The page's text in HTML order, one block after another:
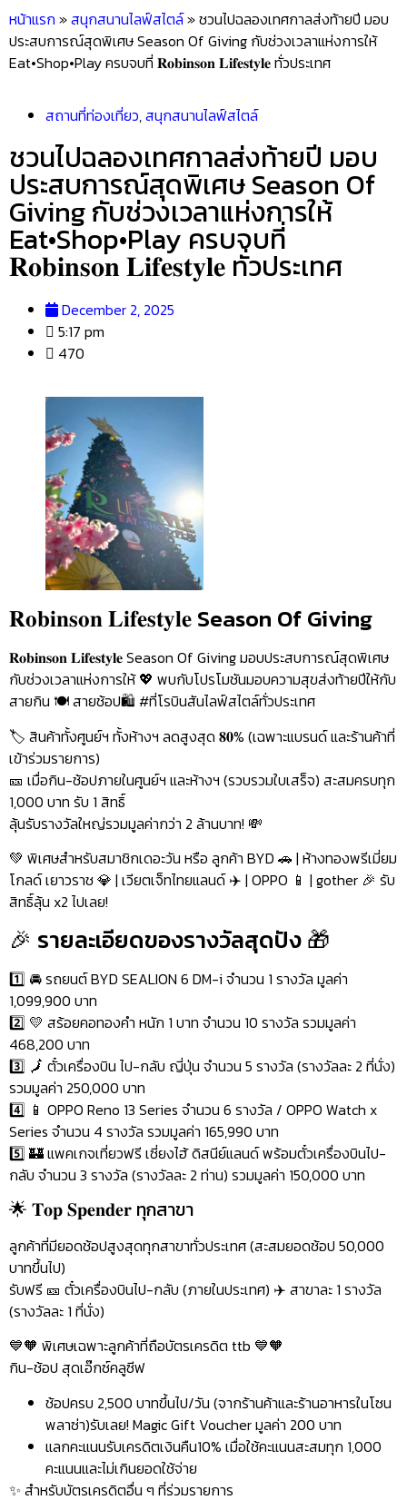
หน้าแรก »สนุกสนานไลฟ์สไตล์»ชวนไปฉลองเทศกาลส่งท้ายปี มอบ
ประสบการณ์สุดพิเศษ Season Of Giving กับช่วงเวลาแห่งการให้
Eat•Shop•Play ครบจบที่ 𝐑𝐨𝐛𝐢𝐧𝐬𝐨𝐧 𝐋𝐢𝐟𝐞𝐬𝐭𝐲𝐥𝐞 ทั่วประเทศ
สถานที่ท่องเที่ยว,สนุกสนานไลฟ์สไตล์
ชวนไปฉลองเทศกาลส่งท้ายปี มอบ
ประสบการณ์สุดพิเศษ Season Of
Giving กับช่วงเวลาแห่งการให้
Eat•Shop•Play ครบจบที่
𝐑𝐨𝐛𝐢𝐧𝐬𝐨𝐧 𝐋𝐢𝐟𝐞𝐬𝐭𝐲𝐥𝐞 ทั่วประเทศ
December 2, 2025
5:17 pm
470
𝐑𝐨𝐛𝐢𝐧𝐬𝐨𝐧 𝐋𝐢𝐟𝐞𝐬𝐭𝐲𝐥𝐞 Season Of Giving
𝐑𝐨𝐛𝐢𝐧𝐬𝐨𝐧 𝐋𝐢𝐟𝐞𝐬𝐭𝐲𝐥𝐞 Season Of Giving มอบประสบการณ์สุดพิเศษ
กับช่วงเวลาแห่งการให้ 💖 พบกับโปรโมชันมอบความสุขส่งท้ายปีให้กับ
สายกิน 🍽️ สายช้อป🛍️ #ที่โรบินสันไลฟ์สไตล์ทั่วประเทศ
🏷️ สินค้าทั้งศูนย์ฯ ทั้งห้างฯ ลดสูงสุด 𝟖𝟎% (เฉพาะแบรนด์ และร้านค้าที่
เข้าร่วมรายการ)
🎫 เมื่อกิน-ช้อปภายในศูนย์ฯ และห้างฯ (รวบรวมใบเสร็จ) สะสมครบทุก
1,000 บาท รับ 1 สิทธิ์
ลุ้นรับรางวัลใหญ่รวมมูลค่ากว่า 2 ล้านบาท! 💸
💚 พิเศษสำหรับสมาชิกเดอะวัน หรือ ลูกค้า BYD 🚗 | ห้างทองพรีเมี่ยม
โกลด์ เยาวราช 💎 | เวียตเจ็ทไทยแลนด์ ✈️ | OPPO 📱 | gother 🎉 รับ
สิทธิ์ลุ้น x2 ไปเลย!
🎉 รายละเอียดของรางวัลสุดปัง 🎁
1️⃣ 🚘 รถยนต์ BYD SEALION 6 DM-i จำนวน 1 รางวัล มูลค่า
1,099,900 บาท
2️⃣ 💛 สร้อยคอทองคำ หนัก 1 บาท จำนวน 10 รางวัล รวมมูลค่า
468,200 บาท
3️⃣ 🗾 ตั๋วเครื่องบิน ไป-กลับ ญี่ปุ่น จำนวน 5 รางวัล (รางวัลละ 2 ที่นั่ง)
รวมมูลค่า 250,000 บาท
4️⃣ 📱 OPPO Reno 13 Series จำนวน 6 รางวัล / OPPO Watch x
Series จำนวน 4 รางวัล รวมมูลค่า 165,990 บาท
5️⃣ 🏰 แพคเกจเที่ยวฟรี เซี่ยงไฮ้ ดิสนีย์แลนด์ พร้อมตั๋วเครื่องบินไป-
กลับ จำนวน 3 รางวัล (รางวัลละ 2 ท่าน) รวมมูลค่า 150,000 บาท
🌟 𝐓𝐨𝐩 𝐒𝐩𝐞𝐧𝐝𝐞𝐫 ทุกสาขา
ลูกค้าที่มียอดช้อปสูงสุดทุกสาขาทั่วประเทศ (สะสมยอดช้อป 50,000
บาทขึ้นไป)
รับฟรี 🎫 ตั๋วเครื่องบินไป-กลับ (ภายในประเทศ) ✈️ สาขาละ 1 รางวัล
(รางวัลละ 1 ที่นั่ง)
💙🧡 พิเศษเฉพาะลูกค้าที่ถือบัตรเครดิต ttb 💙🧡
กิน-ช้อป สุดเอ๊กซ์คลูซีฟ
ช้อปครบ 2,500 บาทขึ้นไป/วัน (จากร้านค้าและร้านอาหารในโซน
พลาซ่า)รับเลย! Magic Gift Voucher มูลค่า 200 บาท
แลกคะแนนรับเครดิตเงินคืน10% เมื่อใช้คะแนนสะสมทุก 1,000
คะแนนและไม่เกินยอดใช้จ่าย
✨ สำหรับบัตรเครดิตอื่น ๆ ที่ร่วมรายการ